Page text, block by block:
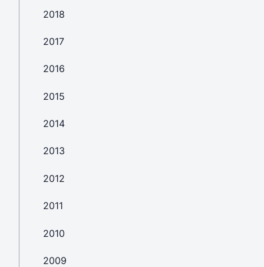
2018
2017
2016
2015
2014
2013
2012
2011
2010
2009